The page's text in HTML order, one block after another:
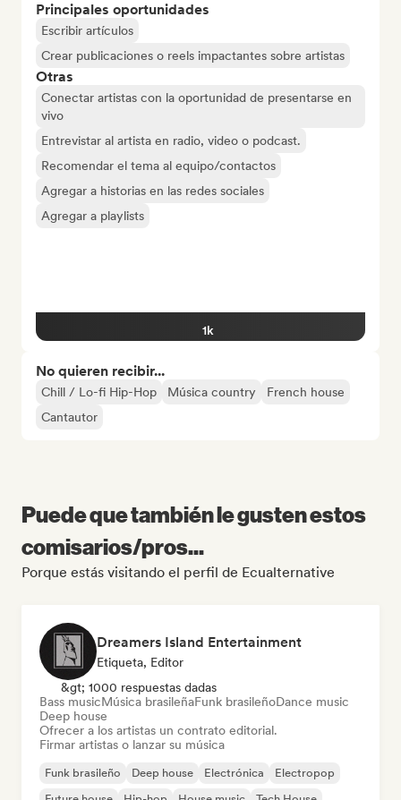
Principales oportunidades
Escribir artículos
Crear publicaciones o reels impactantes sobre artistas
Otras
Conectar artistas con la oportunidad de presentarse en
vivo
Entrevistar al artista en radio, video o podcast.
Recomendar el tema al equipo/contactos
Agregar a historias en las redes sociales
Agregar a playlists
1k
No quieren recibir...
Chill / Lo-fi Hip-Hop Música country
French house
Cantautor
Puede que también le gusten estos
comisarios/pros...
Porque estás visitando el perfil de Ecualternative
Dreamers Island Entertainment
Etiqueta, Editor
&gt; 1000 respuestas dadas
Bass musicMúsica brasileñaFunk brasileñoDance music
Deep house
Ofrecer a los artistas un contrato editorial.
Firmar artistas o lanzar su música
Funk brasileño Deep house Electrónica
Electropop